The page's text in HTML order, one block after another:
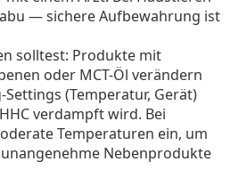
— sichere Aufbewahrung ist
solltest: Produkte mit
oder MCT-Öl verändern
(Temperatur, Gerät)
verdampft wird. Bei
Temperaturen ein, um
Nebenprodukte